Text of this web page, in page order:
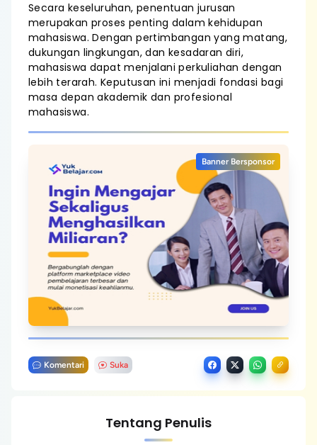
Secara keseluruhan, penentuan jurusan
merupakan proses penting dalam kehidupan
mahasiswa. Dengan pertimbangan yang matang,
dukungan lingkungan, dan kesadaran diri,
mahasiswa dapat menjalani perkuliahan dengan
lebih terarah. Keputusan ini menjadi fondasi bagi
masa depan akademik dan profesional
mahasiswa.
Banner Bersponsor
Komentari Suka
Tentang Penulis